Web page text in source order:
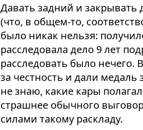
Давать задний и закрывать
(что, в общем-то,
было никак нельзя:
расследовала дело 9 лет
расследовать было нечего.
за честность и дали медаль
не знаю, какие кары
страшнее обычного
силами такому раскладу.